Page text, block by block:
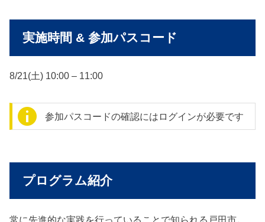
実施時間 & 参加パスコード
8/21(土) 10:00 – 11:00
参加パスコードの確認にはログインが必要です
プログラム紹介
常に先進的な実践を行っていることで知られる戸田市。